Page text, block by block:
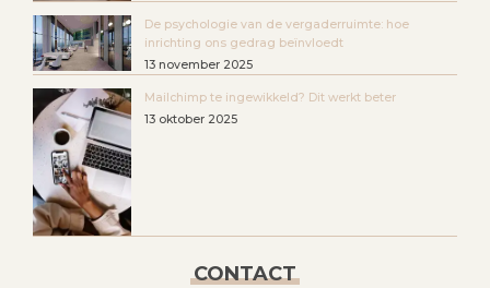
De psychologie van de vergaderruimte: hoe
inrichting ons gedrag beïnvloedt
13 november 2025
Mailchimp te ingewikkeld? Dit werkt beter
13 oktober 2025
CONTACT